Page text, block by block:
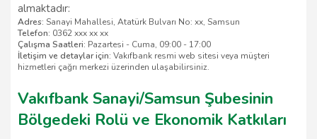
almaktadır:
Adres: Sanayi Mahallesi, Atatürk Bulvarı No: xx, Samsun
Telefon: 0362 xxx xx xx
Çalışma Saatleri: Pazartesi - Cuma, 09:00 - 17:00
İletişim ve detaylar için: Vakıfbank resmi web sitesi veya müşteri
hizmetleri çağrı merkezi üzerinden ulaşabilirsiniz.
Vakıfbank Sanayi/Samsun Şubesinin
Bölgedeki Rolü ve Ekonomik Katkıları